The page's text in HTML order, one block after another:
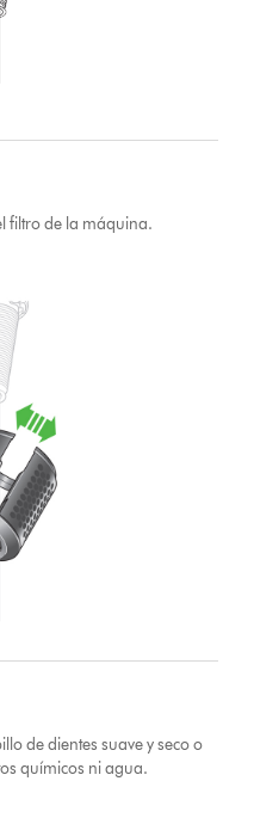
filtro de la máquina.
de dientes suave y seco o
químicos ni agua.